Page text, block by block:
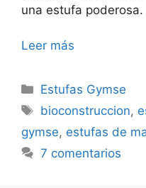
una estufa poderosa.
Leer más
Categorías
Estufas Gymse
Etiquetas
bioconstruccion,
gymse, estufas de
7 comentarios